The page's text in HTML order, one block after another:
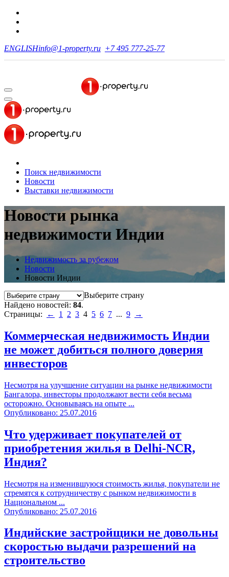
ENGLISHinfo@1-property.ru +7 495 777-25-77
Поиск недвижимости
Новости
Выставки недвижимости
Новости рынка
недвижимости Индии
Недвижимость за рубежом
Новости
Новости Индии
Выберите страну
Найдено новостей: 84.
Страницы:
← 1 2 3 4 5 6 7 ... 9 →
Коммерческая недвижимость Индии
не может добиться полного доверия
инвесторов
Несмотря на улучшение ситуации на рынке недвижимости
Бангалора, инвесторы продолжают вести себя весьма
осторожно. Основываясь на опыте ...
Опубликовано: 25.07.2016
Что удерживает покупателей от
приобретения жилья в Delhi-NCR,
Индия?
Несмотря на изменившуюся стоимость жилья, покупатели не
стремятся к сотрудничеству с рынком недвижимости в
Национальном ...
Опубликовано: 25.07.2016
Индийские застройщики не довольны
скоростью выдачи разрешений на
строительство